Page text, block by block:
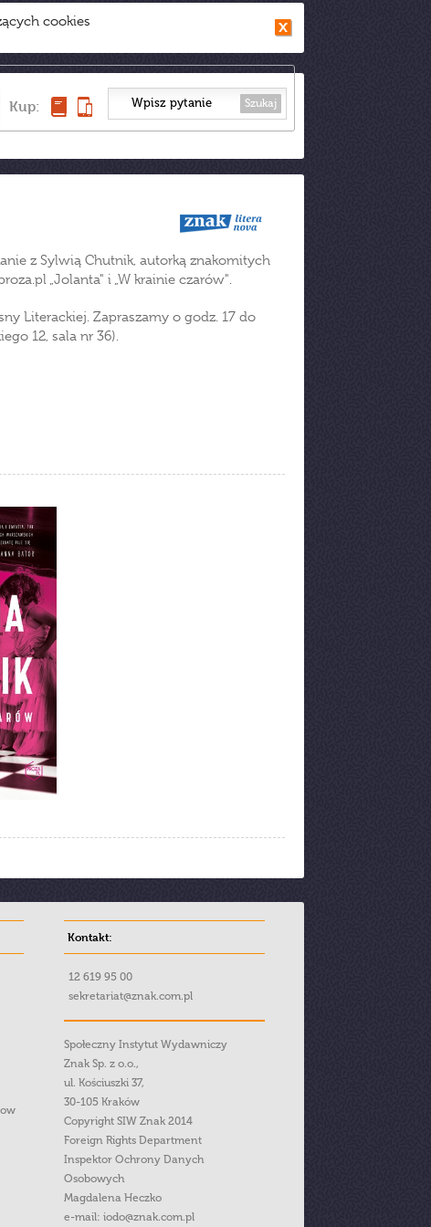
cookies
Kup: Szukaj
z Sylwią Chutnik, autorką znakomitych
„Jolanta" i „W krainie czarów".
Literackiej. Zapraszamy o godz. 17 do
12, sala nr 36).
Kontakt:
12 619 95 00
sekretariat@znak.com.pl
Społeczny Instytut Wydawniczy
Znak Sp. z o.o.,
ul. Kościuszki 37,
30-105 Kraków
Copyright SIW Znak 2014
Foreign Rights Department
Inspektor Ochrony Danych
Osobowych
Magdalena Heczko
e-mail: iodo@znak.com.pl